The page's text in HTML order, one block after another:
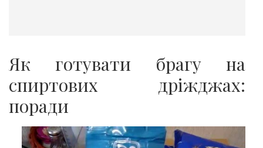
Як готувати брагу на
спиртових дріжджах:
поради